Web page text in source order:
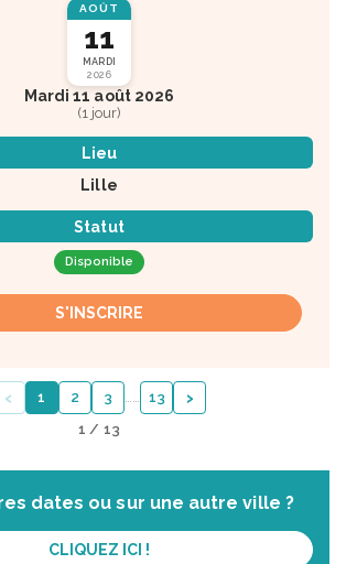
AOÛT
11
MARDI
2026
Mardi 11 août 2026
(1 jour)
Lieu
Lille
Statut
Disponible
S'INSCRIRE
‹ 1 2 3 …… 13 ›
1 / 13
dates ou sur une autre ville ?
CLIQUEZ ICI !